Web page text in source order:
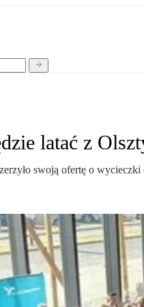
latać z
swoją ofertę o